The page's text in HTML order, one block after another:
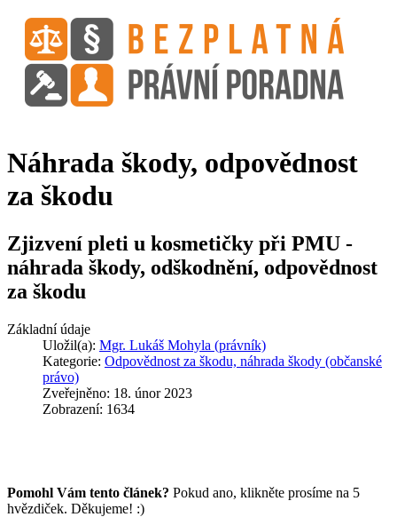
Náhrada škody, odpovědnost
za škodu
Zjizvení pleti u kosmetičky při PMU -
náhrada škody, odškodnění, odpovědnost
za škodu
Základní údaje
Uložil(a): Mgr. Lukáš Mohyla (právník)
Kategorie: Odpovědnost za škodu, náhrada škody (občanské
právo)
Zveřejněno: 18. únor 2023
Zobrazení: 1634
Pomohl Vám tento článek? Pokud ano, klikněte prosíme na 5
hvězdiček. Děkujeme! :)